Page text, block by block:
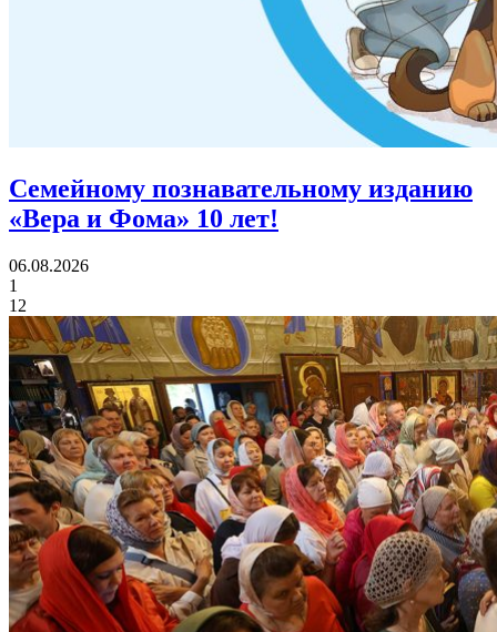
Семейному познавательному изданию
«Вера и Фома» 10 лет!
06.08.2026
1
12